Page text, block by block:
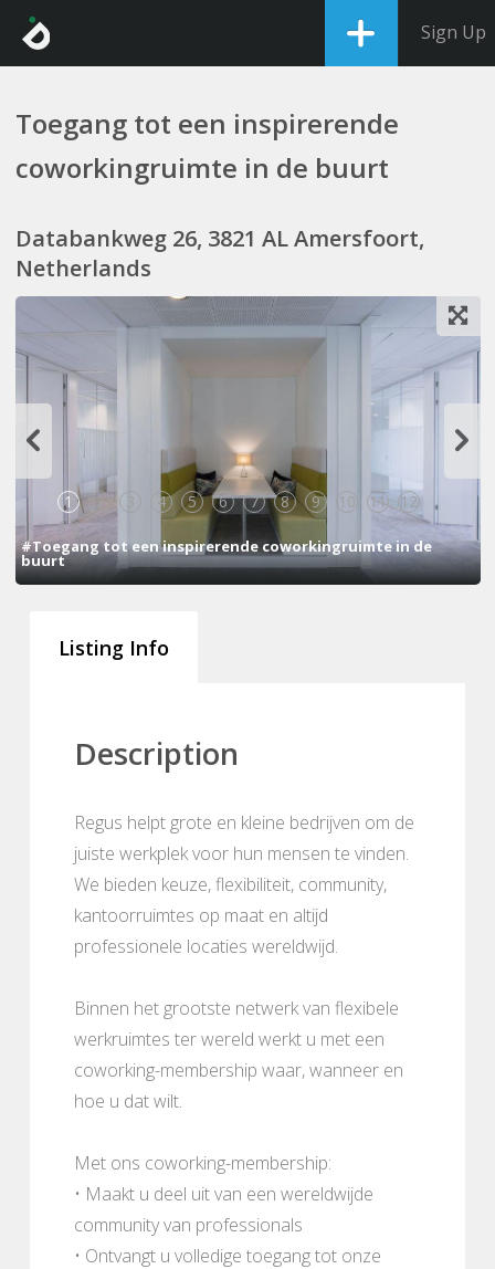
Sign Up
Toegang tot een inspirerende
coworkingruimte in de buurt
Databankweg 26, 3821 AL Amersfoort,
Netherlands
1 3 4 5 6 7 8 9 10 11
12
13
#Toegang tot een inspirerende coworkingruimte in de
buurt
Listing Info
Description
Regus helpt grote en kleine bedrijven om de
juiste werkplek voor hun mensen te vinden.
We bieden keuze, flexibiliteit, community,
kantoorruimtes op maat en altijd
professionele locaties wereldwijd.
Binnen het grootste netwerk van flexibele
werkruimtes ter wereld werkt u met een
coworking-membership waar, wanneer en
hoe u dat wilt.
Met ons coworking-membership:
• Maakt u deel uit van een wereldwijde
community van professionals
• Ontvangt u volledige toegang tot onze